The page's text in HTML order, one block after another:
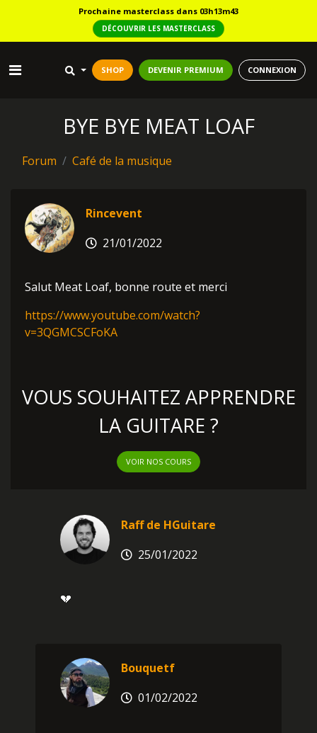
Prochaine masterclass dans 03h13m43
DÉCOUVRIR LES MASTERCLASS
SHOP DEVENIR PREMIUM CONNEXION
BYE BYE MEAT LOAF
Forum Café de la musique
Rincevent
21/01/2022
Salut Meat Loaf, bonne route et merci
https://www.youtube.com/watch?
v=3QGMCSCFoKA
VOUS SOUHAITEZ APPRENDRE
LA GUITARE ?
VOIR NOS COURS
Raff de HGuitare
25/01/2022
💔
Bouquetf
01/02/2022